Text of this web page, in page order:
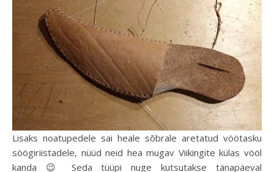
Lisaks noatupedele sai heale sõbrale aretatud vöötasku
söögiriistadele, nüüd neid hea mugav Viikingite külas vööl
kanda 😉 Seda tüüpi nuge kutsutakse tänapäeval